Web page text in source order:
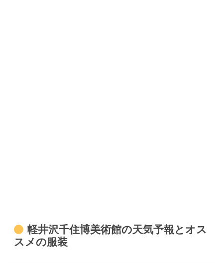
軽井沢千住博美術館の天気予報とオス
スメの服装